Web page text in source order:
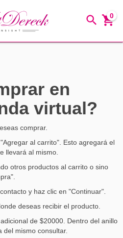
0
en
virtual?
comprar.
al carrito". Esto agregará el
llevará al mismo.
otros productos al carrito o sino
y haz clic en "Continuar".
deseas recibir el producto.
de $20000. Dentro del anillo
del mismo consultar.